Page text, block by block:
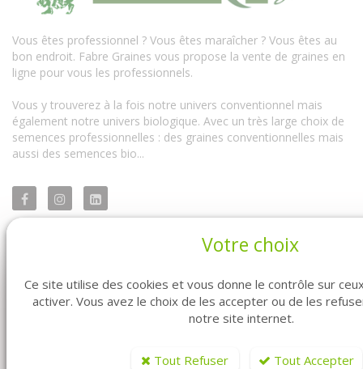
Vous êtes professionnel ? Vous êtes maraîcher ? Vous êtes au
bon endroit. Fabre Graines vous propose la vente de graines en
ligne pour vous les professionnels.
Vous y trouverez à la fois notre univers conventionnel mais
également notre univers biologique. Avec un très large choix de
semences professionnelles : des graines conventionnelles mais
aussi des semences bio...
Votre choix
Ce site utilise des cookies et vous donne le contrôle sur
activer. Vous avez le choix de les accepter ou de les
notre site internet.
Tout Refuser Tout Accepter